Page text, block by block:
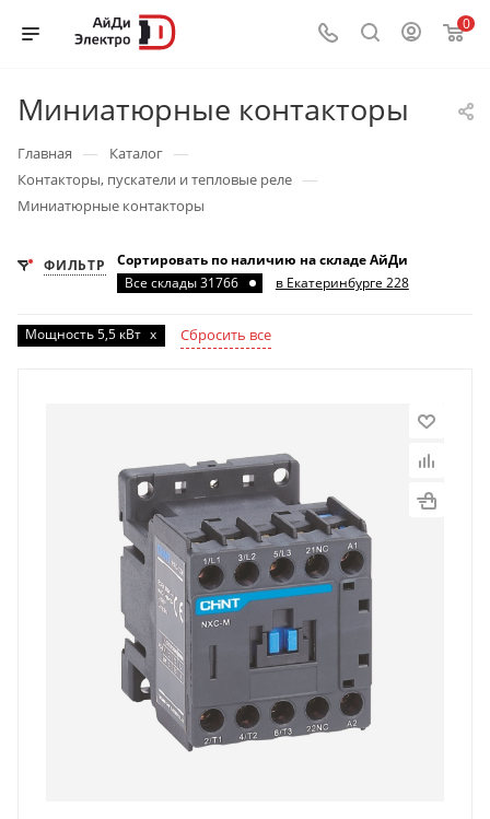
0
Миниатюрные контакторы
Главная — Каталог —
Контакторы, пускатели и тепловые реле —
Миниатюрные контакторы
ФИЛЬТР
Сортировать по наличию на складе АйДи
Все склады 31766
в Екатеринбурге 228
Мощность 5,5 кВт x Сбросить все